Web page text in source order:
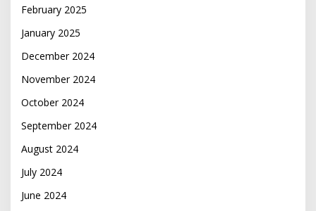
February 2025
January 2025
December 2024
November 2024
October 2024
September 2024
August 2024
July 2024
June 2024